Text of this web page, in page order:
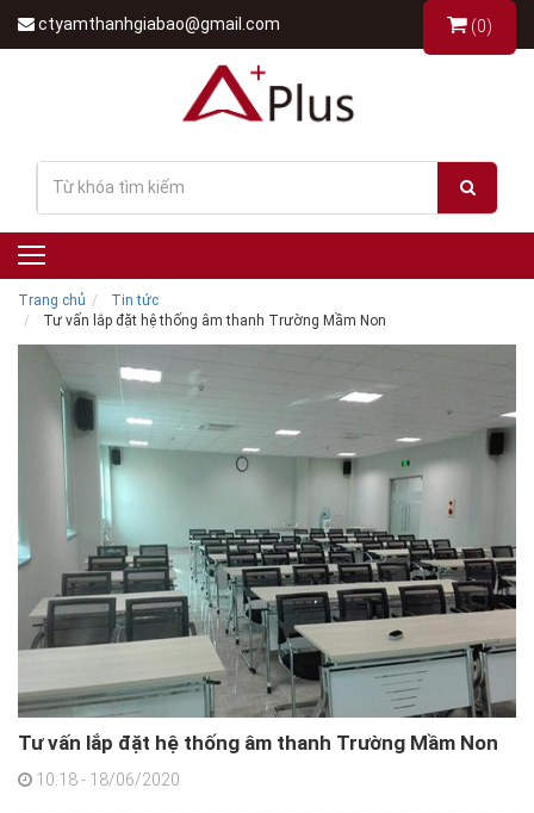
ctyamthanhgiabao@gmail.com (0)
Trang chủ
Tin tức
Tư vấn lắp đặt hệ thống âm thanh Trường Mầm Non
Tư vấn lắp đặt hệ thống âm thanh Trường Mầm Non
10:18 - 18/06/2020